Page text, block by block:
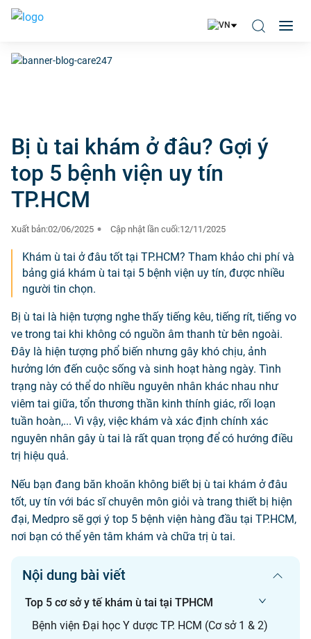
Bị ù tai khám ở đâu? Gợi ý
top 5 bệnh viện uy tín
TP.HCM
Xuất bản:02/06/2025 Cập nhật lần cuối:12/11/2025
Khám ù tai ở đâu tốt tại TP.HCM? Tham khảo chi phí và
bảng giá khám ù tai tại 5 bệnh viện uy tín, được nhiều
người tin chọn.
Bị ù tai là hiện tượng nghe thấy tiếng kêu, tiếng rít, tiếng vo
ve trong tai khi không có nguồn âm thanh từ bên ngoài.
Đây là hiện tượng phổ biến nhưng gây khó chịu, ảnh
hưởng lớn đến cuộc sống và sinh hoạt hàng ngày. Tình
trạng này có thể do nhiều nguyên nhân khác nhau như
viêm tai giữa, tổn thương thần kinh thính giác, rối loạn
tuần hoàn,... Vì vậy, việc khám và xác định chính xác
nguyên nhân gây ù tai là rất quan trọng để có hướng điều
trị hiệu quả.
Nếu bạn đang băn khoăn không biết bị ù tai khám ở đâu
tốt, uy tín với bác sĩ chuyên môn giỏi và trang thiết bị hiện
đại, Medpro sẽ gợi ý top 5 bệnh viện hàng đầu tại TP.HCM,
nơi bạn có thể yên tâm khám và chữa trị ù tai.
Nội dung bài viết
Top 5 cơ sở y tế khám ù tai tại TPHCM
Bệnh viện Đại học Y dược TP. HCM (Cơ sở 1 & 2)